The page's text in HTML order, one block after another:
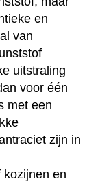
en
van
uitstraling
voor één
met een
zijn in
en